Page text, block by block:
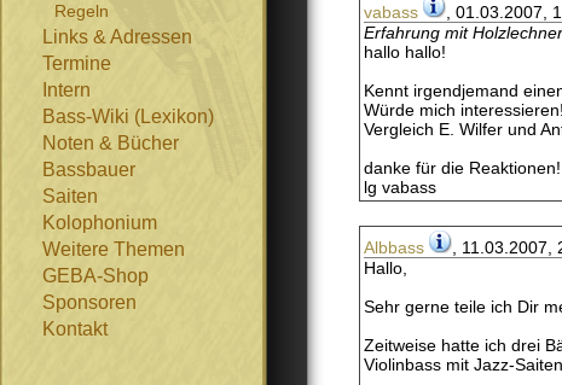
Regeln
Links & Adressen
Termine
Intern
Bass-Wiki (Lexikon)
Noten & Bücher
Bassbauer
Saiten
Kolophonium
Weitere Themen
GEBA-Shop
Sponsoren
Kontakt
vabass
, 01.03.2007,
Erfahrung mit
hallo hallo!
Kennt irgendjemand
Würde mich interessieren!
Vergleich E. Wilfer und
danke für die Reaktionen!
lg vabass
Albbass
, 11.03.2007,
Hallo,
Sehr gerne teile ich Dir
Zeitweise hatte ich drei
Violinbass mit Jazz-Saiten.